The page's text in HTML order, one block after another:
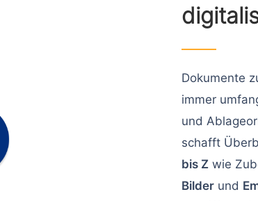
Dokumente
immer
und
schafft
bis Zwie
Bilderund